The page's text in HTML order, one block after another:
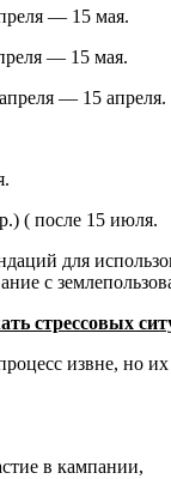
— 15 мая.
— 15 мая.
— 15 апреля.
( после 15 июля.
для
с
стрессовых
извне, но
в кампании,